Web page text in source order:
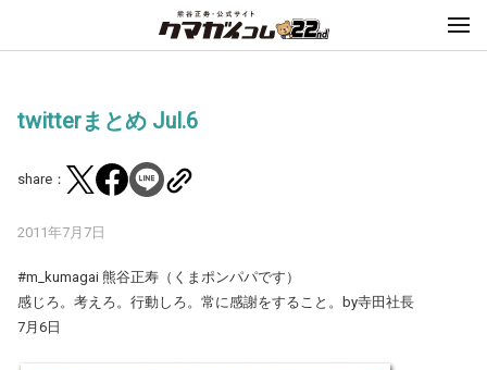
twitterまとめ Jul.6
share：
2011年7月7日
#m_kumagai 熊谷正寿（くまポンパパです）
感じろ。考えろ。行動しろ。常に感謝をすること。by寺田社長
7月6日